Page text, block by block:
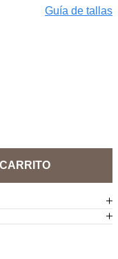
Guía de tallas